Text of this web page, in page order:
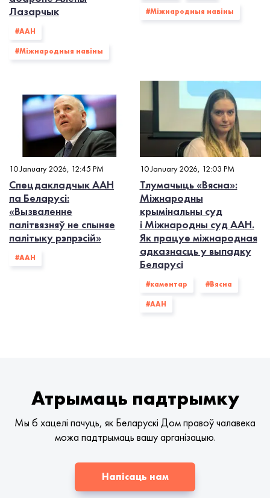
Лазарчык
#ААН
#Міжнародныя навіны
#Міжнародныя навіны
10 January 2026, 12:45 PM
Спецдакладчык ААН
па Беларусі:
«Вызваленне
палітвязняў не спыняе
палітыку рэпрэсій»
#ААН
10 January 2026, 12:03 PM
Тлумачыць «Вясна»:
Міжнародны
крымінальны суд
і Міжнародны суд ААН.
Як працуе міжнародная
адказнасць у выпадку
Беларусі
#каментар #Вясна
#ААН
Атрымаць падтрымку
Мы б хацелі пачуць, як Беларускі Дом правоў чалавека
можа падтрымаць вашу арганізацыю.
Напісаць нам